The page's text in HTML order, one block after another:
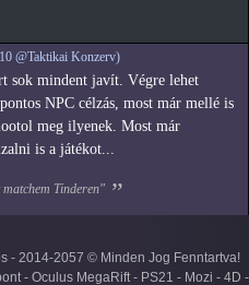
@Taktikai Konzerv)
sok mindent javít. Végre lehet
NPC célzás, most már mellé is
meg ilyenek. Most már
is a játékot...
matchem Tinderen"
- 2014-2057 © Minden Jog Fenntartva!
- Oculus MegaRift - PS21 - Mozi - 4D -